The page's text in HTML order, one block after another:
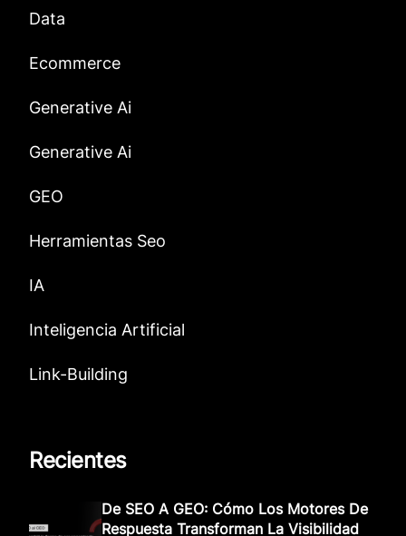
Data
Ecommerce
Generative Ai
Generative Ai
GEO
Herramientas Seo
IA
Inteligencia Artificial
Link-Building
Recientes
De SEO A GEO: Cómo Los Motores De
Respuesta Transforman La Visibilidad